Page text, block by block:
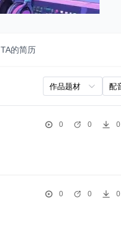
TA的简历
0 0 0
0 0 0